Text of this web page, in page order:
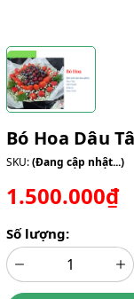
Bó Hoa Dâu
SKU:(Đang cập nhật...)
1.500.000₫
Số lượng: